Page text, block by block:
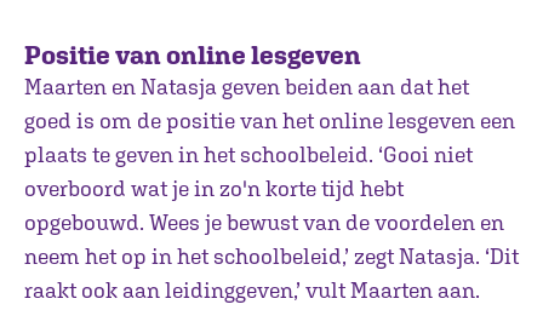
Positie van online lesgeven
Maarten en Natasja geven beiden aan dat het
goed is om de positie van het online lesgeven een
plaats te geven in het schoolbeleid. ‘Gooi niet
overboord wat je in zo'n korte tijd hebt
opgebouwd. Wees je bewust van de voordelen en
neem het op in het schoolbeleid,’ zegt Natasja. ‘Dit
raakt ook aan leidinggeven,’ vult Maarten aan.